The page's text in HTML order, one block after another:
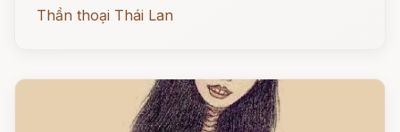
Thần thoại Thái Lan